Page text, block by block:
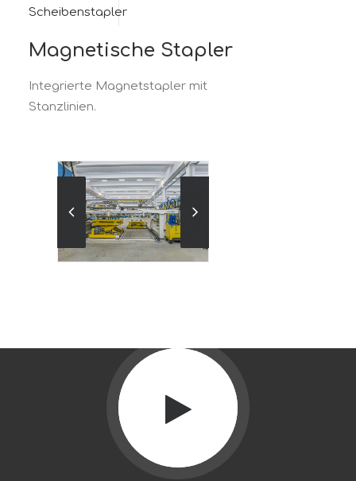
Scheibenstapler
Magnetische Stapler
Integrierte Magnetstapler mit
Stanzlinien.